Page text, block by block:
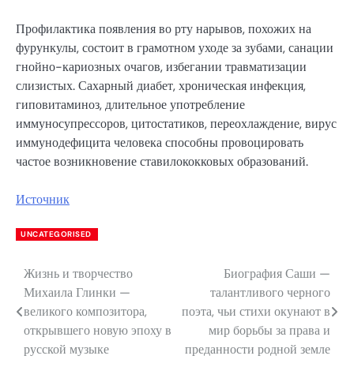
Профилактика появления во рту нарывов, похожих на
фурункулы, состоит в грамотном уходе за зубами, санации
гнойно-кариозных очагов, избегании травматизации
слизистых. Сахарный диабет, хроническая инфекция,
гиповитаминоз, длительное употребление
иммуносупрессоров, цитостатиков, переохлаждение, вирус
иммунодефицита человека способны провоцировать
частое возникновение ставилококковых образований.
Источник
UNCATEGORISED
Навигация
по
записям
Жизнь и творчество
Михаила Глинки —
великого композитора,
открывшего новую эпоху в
русской музыке
Биография Саши —
талантливого черного
поэта, чьи стихи окунают в
мир борьбы за права и
преданности родной земле